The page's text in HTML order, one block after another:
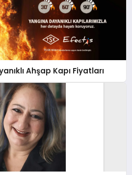
Ahşap Kapı Fiyatları